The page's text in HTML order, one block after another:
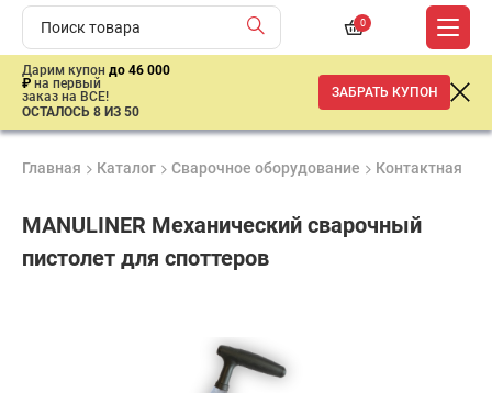
0
Дарим купон до 46 000
₽ на первый
заказ на ВСЕ!
ОСТАЛОСЬ 8 ИЗ 50
ЗАБРАТЬ КУПОН
Главная Каталог Сварочное оборудование Контактная
MANULINER Механический сварочный
пистолет для споттеров